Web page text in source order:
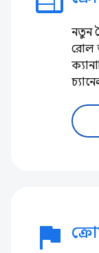
নতুন
রোল
flag